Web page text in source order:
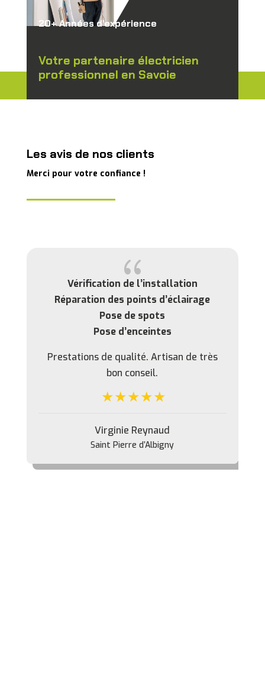
20+ Années d’expérience
Votre partenaire électricien
professionnel en Savoie
Les avis de nos clients
Merci pour votre confiance !
{
Vérification de l’installation
Réparation des points d’éclairage
Pose de spots
Pose d’enceintes
Prestations de qualité. Artisan de très
bon conseil.
Virginie Reynaud
Saint Pierre d’Albigny